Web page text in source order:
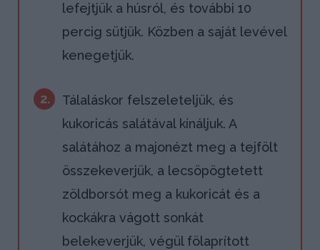
lefejtjük a húsról, és további 10
percig sütjük. Közben a saját levével
kenegetjük.
2.
Tálaláskor felszeleteljük, és
kukoricás salátával kínáljuk. A
salátához a majonézt meg a tejfölt
összekeverjük, a lecsöpögtetett
zöldborsót meg a kukoricát és a
kockákra vágott sonkát
belekeverjük, végül fölaprított